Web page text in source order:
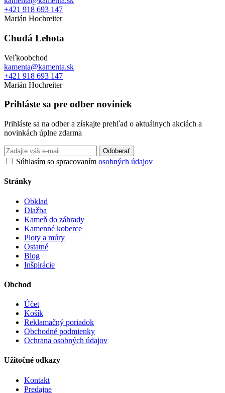
+421 918 693 147
Marián Hochreiter
Chudá Lehota
Veľkoobchod
kamenta@kamenta.sk
+421 918 693 147
Marián Hochreiter
Prihláste sa pre odber noviniek
Prihláste sa na odber a získajte prehľad o aktuálnych akciách a
novinkách úplne zdarma
Odoberať
Súhlasím so spracovaním osobných údajov
Stránky
Obklad
Dlažba
Kameň do záhrady
Kamenné koberce
Ploty a múry
Ostatné
Blog
Inšpirácie
Obchod
Účet
Košík
Reklamačný poriadok
Obchodné podmienky
Ochrana osobných údajov
Užitočné odkazy
Kontakt
Predajne